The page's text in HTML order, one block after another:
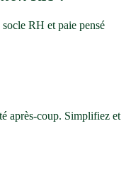
RH et paie pensé
après-coup. Simplifiez et